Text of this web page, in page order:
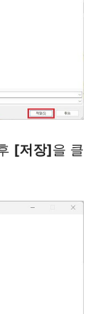
[저장]을 클